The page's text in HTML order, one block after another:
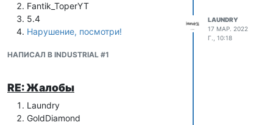
Fantik_ToperYT
5.4
Нарушение, посмотри!
НАПИСАЛ В INDUSTRIAL #1
LAUNDRY
17 МАР. 2022
Г., 10:18
RE: Жалобы
Laundry
GoldDiamond